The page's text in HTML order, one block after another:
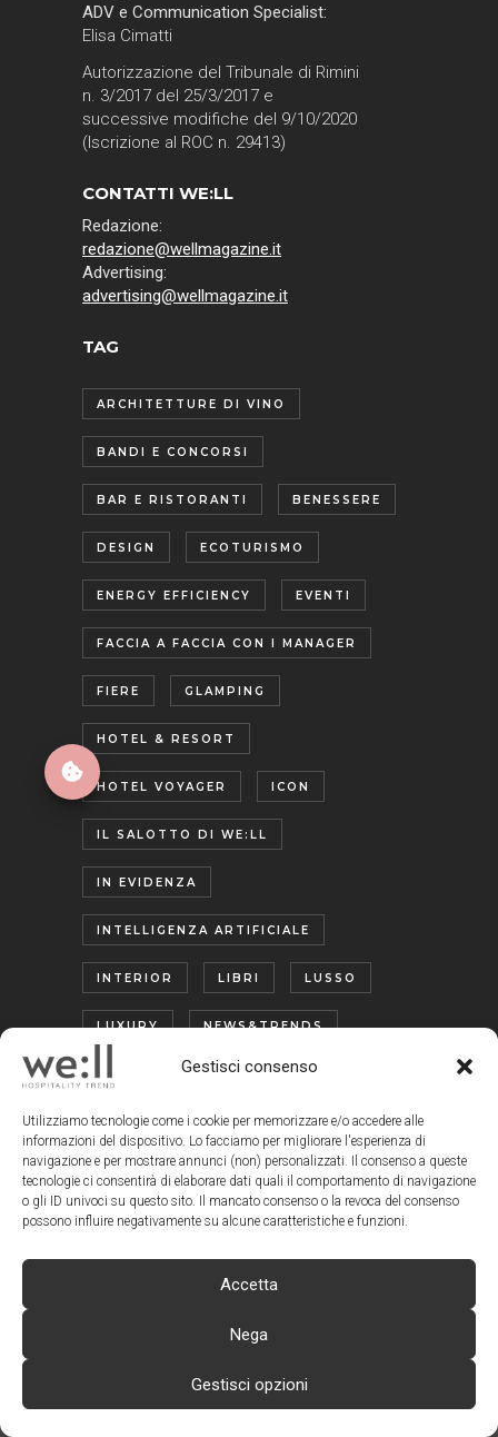
Gestisci consenso
Utilizziamo tecnologie come i cookie per memorizzare e/o accedere alle
informazioni del dispositivo. Lo facciamo per migliorare l'esperienza di
navigazione e per mostrare annunci (non) personalizzati. Il consenso a queste
tecnologie ci consentirà di elaborare dati quali il comportamento di navigazione
o gli ID univoci su questo sito. Il mancato consenso o la revoca del consenso
possono influire negativamente su alcune caratteristiche e funzioni.
Accetta
Nega
Gestisci opzioni
ADV e Communication Specialist:
Elisa Cimatti
Autorizzazione del Tribunale di Rimini
n. 3/2017 del 25/3/2017 e
successive modifiche del 9/10/2020
(Iscrizione al ROC n. 29413)
CONTATTI WE:LL
Redazione:
redazione@wellmagazine.it
Advertising:
advertising@wellmagazine.it
TAG
ARCHITETTURE DI VINO
BANDI E CONCORSI
BAR E RISTORANTI BENESSERE
DESIGN ECOTURISMO
ENERGY EFFICIENCY EVENTI
FACCIA A FACCIA CON I MANAGER
FIERE GLAMPING
HOTEL & RESORT
HOTEL VOYAGER ICON
IL SALOTTO DI WE:LL
IN EVIDENZA
INTELLIGENZA ARTIFICIALE
INTERIOR LIBRI LUSSO
LUXURY NEWS&TRENDS
PREVIEW
PROTAGONISTI SOSTENIBILITÀ
SPA TECNOLOGIA TREND
TURISMO ENOGASTRONOMICO